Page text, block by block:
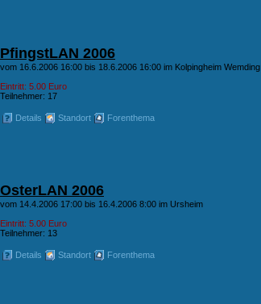
PfingstLAN 2006
vom 16.6.2006 16:00 bis 18.6.2006 16:00 im Kolpingheim Wemding
Eintritt: 5.00 Euro
Teilnehmer: 17
Details Standort Forenthema
OsterLAN 2006
vom 14.4.2006 17:00 bis 16.4.2006 8:00 im Ursheim
Eintritt: 5.00 Euro
Teilnehmer: 13
Details Standort Forenthema